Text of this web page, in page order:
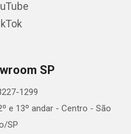
SP
1299
e 13º andar - Centro - São
SP